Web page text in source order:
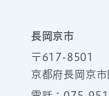
長岡京市
〒617-8501
京都府長岡京